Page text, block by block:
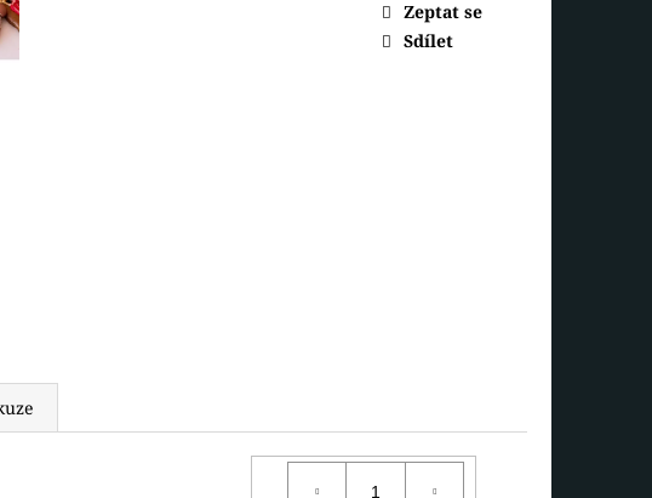
Zeptat se
Sdílet
SNĚHULÁK S ČEPICÍ